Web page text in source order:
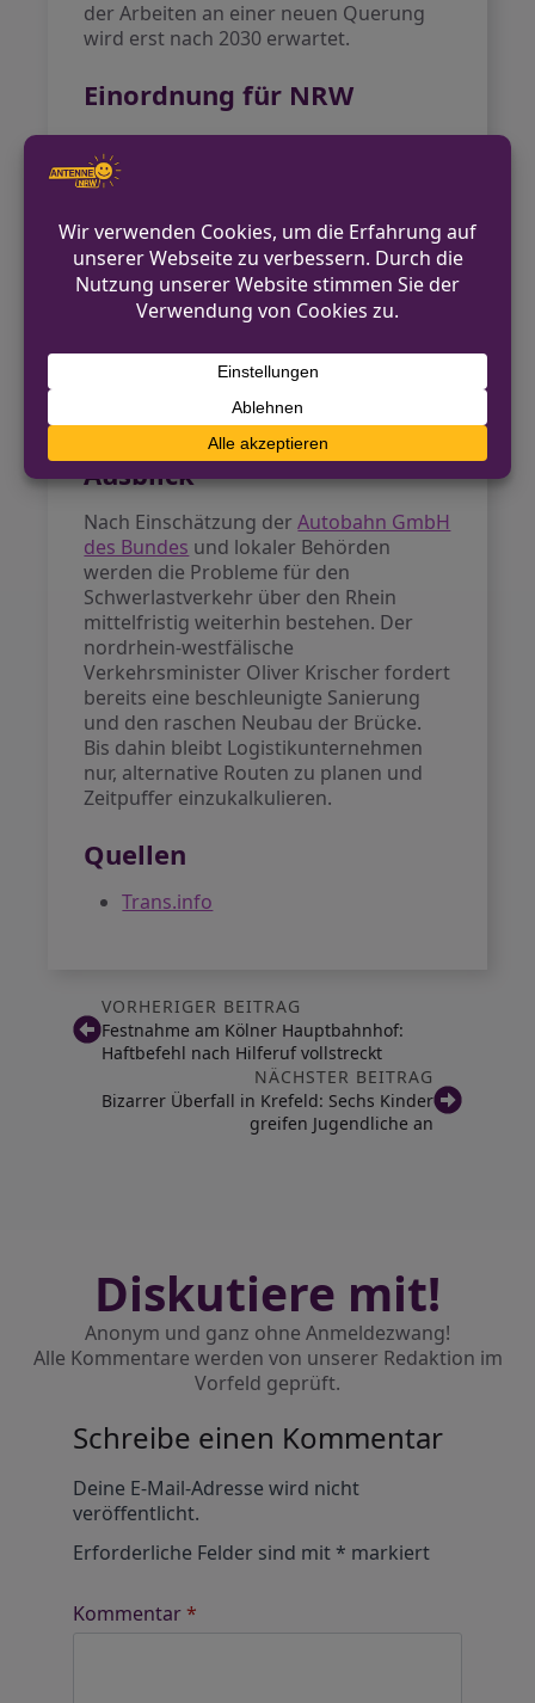
der Arbeiten an einer neuen Querung
wird erst nach 2030 erwartet.
Einordnung für NRW
Für die Verkehrswirtschaft in
Nordrhein-Westfalen bedeutet die
Sperrung erhebliche Mehrkosten und
Umleitungen über das ohnehin
ausgelastete Straßennetz sorgen für
längere Fahrzeiten, erhöhten
Kraftstoffverbrauch und ein höheres
ohnehin angespannte Situation auf dem
Ausblick
Nach Einschätzung derAutobahn GmbH
des Bundes und lokaler Behörden
werden die Probleme für den
Schwerlastverkehr über den Rhein
mittelfristig weiterhin bestehen. Der
nordrhein-westfälische
Verkehrsminister Oliver Krischer fordert
bereits eine beschleunigte Sanierung
und den raschen Neubau der Brücke.
Bis dahin bleibt Logistikunternehmen
nur, alternative Routen zu planen und
Zeitpuffer einzukalkulieren.
Quellen
Trans.info
VORHERIGER BEITRAG
Festnahme am Kölner Hauptbahnhof:
Haftbefehl nach Hilferuf vollstreckt
NÄCHSTER BEITRAG
Bizarrer Überfall in Krefeld: Sechs Kinder
greifen Jugendliche an
Diskutiere mit!
Anonym und ganz ohne Anmeldezwang!
Alle Kommentare werden von unserer Redaktion im
Vorfeld geprüft.
Schreibe einen Kommentar
Deine E-Mail-Adresse wird nicht
veröffentlicht.
Erforderliche Felder sind mit* markiert
Kommentar*